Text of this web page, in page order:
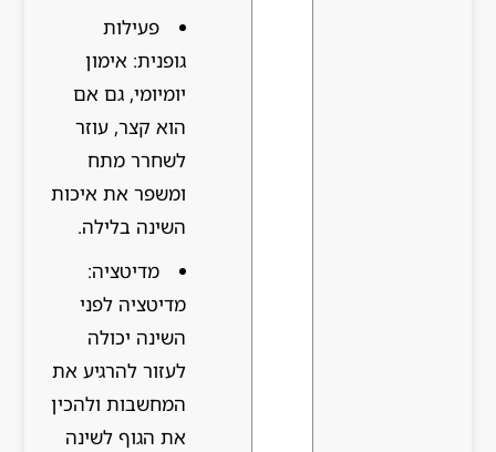
פעילות
גופנית: אימון
יומיומי, גם אם
הוא קצר, עוזר
לשחרר מתח
ומשפר את איכות
השינה בלילה.
מדיטציה:
מדיטציה לפני
השינה יכולה
לעזור להרגיע את
המחשבות ולהכין
את הגוף לשינה